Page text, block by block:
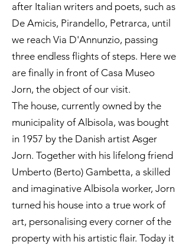
after Italian writers and poets, such as
De Amicis, Pirandello, Petrarca, until
we reach Via D'Annunzio, passing
three endless flights of steps. Here we
are finally in front of Casa Museo
Jorn, the object of our visit.
The house, currently owned by the
municipality of Albisola, was bought
in 1957 by the Danish artist Asger
Jorn. Together with his lifelong friend
Umberto (Berto) Gambetta, a skilled
and imaginative Albisola worker, Jorn
turned his house into a true work of
art, personalising every corner of the
property with his artistic flair. Today it